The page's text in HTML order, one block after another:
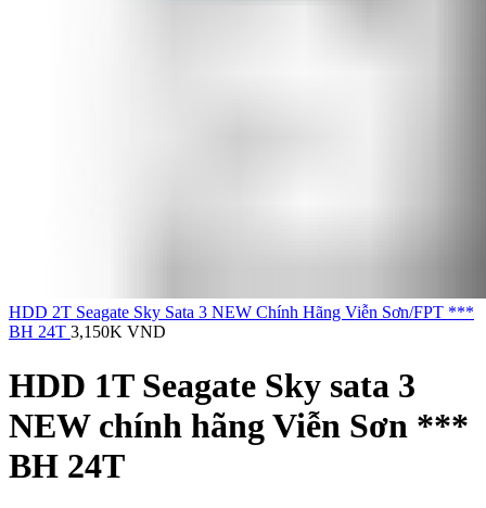
HDD 2T Seagate Sky Sata 3 NEW Chính Hãng Viễn Sơn/FPT ***
BH 24T 3,150K VND
HDD 1T Seagate Sky sata 3
NEW chính hãng Viễn Sơn ***
BH 24T